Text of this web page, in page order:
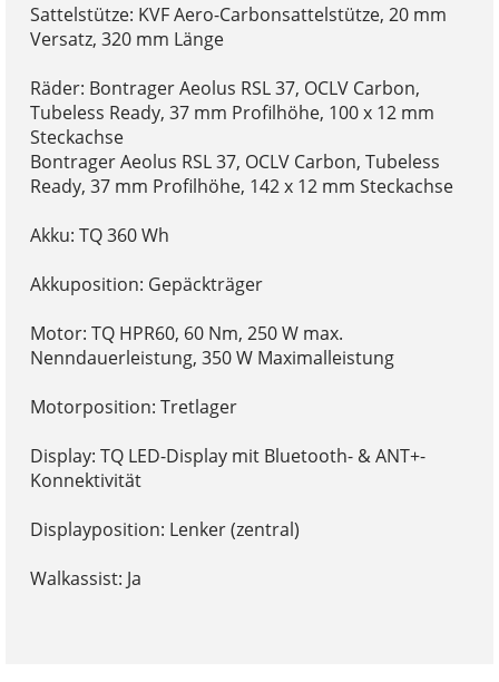
Sattelstütze: KVF Aero-Carbonsattelstütze, 20 mm
Versatz, 320 mm Länge
Räder: Bontrager Aeolus RSL 37, OCLV Carbon,
Tubeless Ready, 37 mm Profilhöhe, 100 x 12 mm
Steckachse
Bontrager Aeolus RSL 37, OCLV Carbon, Tubeless
Ready, 37 mm Profilhöhe, 142 x 12 mm Steckachse
Akku: TQ 360 Wh
Akkuposition: Gepäckträger
Motor: TQ HPR60, 60 Nm, 250 W max.
Nenndauerleistung, 350 W Maximalleistung
Motorposition: Tretlager
Display: TQ LED-Display mit Bluetooth- & ANT+-
Konnektivität
Displayposition: Lenker (zentral)
Walkassist: Ja